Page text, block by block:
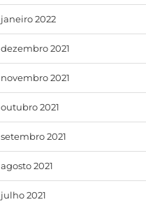
janeiro 2022
dezembro 2021
novembro 2021
outubro 2021
setembro 2021
agosto 2021
julho 2021